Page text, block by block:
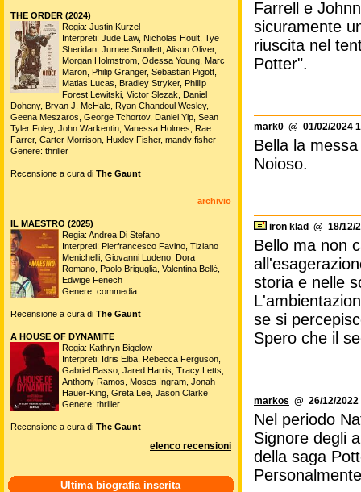
Farrell e
sicuramente
riuscita nel
Potter".
mark0 @ 01/02/2024
Bella la
Noioso.
iron klad @ 18/12/
Bello ma non
storia e nelle
se si
Spero che il
markos @ 26/12/
Nel periodo
Signore degli
della saga
THE ORDER (2024)
Regia: Justin Kurzel
Interpreti: Jude Law, Nicholas Hoult, Tye
Sheridan, Jurnee Smollett, Alison Oliver,
Morgan Holmstrom, Odessa Young, Marc
Maron, Philip Granger, Sebastian Pigott,
Matias Lucas, Bradley Stryker, Phillip
Forest Lewitski, Victor Slezak, Daniel
Doheny, Bryan J. McHale, Ryan Chandoul Wesley,
Geena Meszaros, George Tchortov, Daniel Yip, Sean
Tyler Foley, John Warkentin, Vanessa Holmes, Rae
Farrer, Carter Morrison, Huxley Fisher, mandy fisher
Genere: thriller
Recensione a cura di The Gaunt
archivio
IL MAESTRO (2025)
Regia: Andrea Di Stefano
Interpreti: Pierfrancesco Favino, Tiziano
Menichelli, Giovanni Ludeno, Dora
Romano, Paolo Briguglia, Valentina Bellè,
Edwige Fenech
Genere: commedia
Recensione a cura di The Gaunt
A HOUSE OF DYNAMITE
Regia: Kathryn Bigelow
Interpreti: Idris Elba, Rebecca Ferguson,
Gabriel Basso, Jared Harris, Tracy Letts,
Anthony Ramos, Moses Ingram, Jonah
Hauer-King, Greta Lee, Jason Clarke
Genere: thriller
Recensione a cura di The Gaunt
elenco recensioni
Ultima biografia inserita